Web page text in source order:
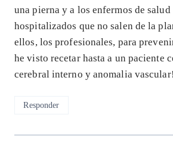
una pierna y a los enfermos de salud
hospitalizados que no salen de la
ellos, los profesionales, para
he visto recetar hasta a un paciente
cerebral interno y anomalia
Responder